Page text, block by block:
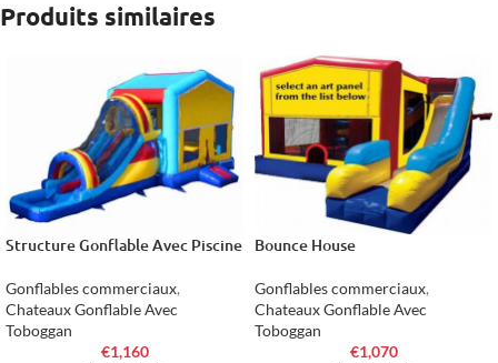
Produits similaires
Structure Gonflable Avec Piscine
Gonflables commerciaux,
Chateaux Gonflable Avec
Toboggan
€1,160
Bounce House
Gonflables commerciaux,
Chateaux Gonflable Avec
Toboggan
€1,070